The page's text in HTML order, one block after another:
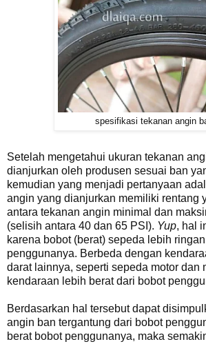
spesifikasi tekanan angin
Setelah mengetahui ukuran tekanan
dianjurkan oleh produsen sesuai ban
kemudian yang menjadi pertanyaan
angin yang dianjurkan memiliki rentang
antara tekanan angin minimal dan
(selisih antara 40 dan 65 PSI). Yup, hal
karena bobot (berat) sepeda lebih
penggunanya. Berbeda dengan
darat lainnya, seperti sepeda motor dan
kendaraan lebih berat dari bobot
Berdasarkan hal tersebut dapat
angin ban tergantung dari bobot
berat bobot penggunanya, maka